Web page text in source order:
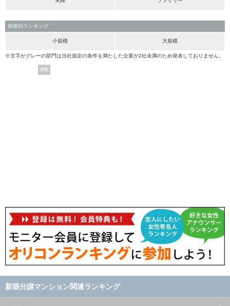
規模別ランキング
小規模 大規模
※文字がグレーの部門は当社規定の条件を満たした企業が2社未満のため発表しておりません。
PR
新築分譲マンション関連ランキング